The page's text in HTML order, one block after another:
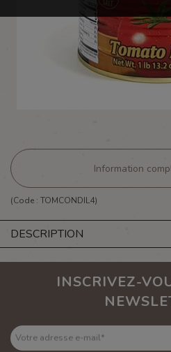
Information
(Code : TOMCONDIL4)
DESCRIPTION
INSCRIVEZ-
Votre adresse e-mail*